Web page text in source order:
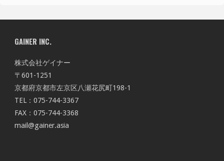
GAINER INC.
株式会社ゲイナー
〒601-1251
京都府京都市左京区八瀬花尻町198-1
TEL：075-744-3367
FAX：075-744-3368
mail@gainer.asia